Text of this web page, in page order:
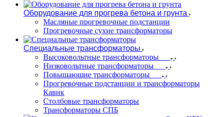
Оборудование для прогрева бетона и грунта
Масляные прогревочные подстанции
Прогревочные сухие трансформаторы
Специальные трансформаторы
Высоковольтные трансформаторы
Низковольтные трансформаторы
Повышающие трансформаторы
Прогревочные подстанции и трансформаторы
Кавик
Столбовые трансформаторы
Трансформаторы СПБ